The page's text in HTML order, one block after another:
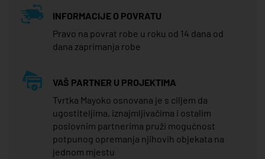
INFORMACIJE O POVRATU
Pravo na povrat robe u roku od 14 dana od
dana zaprimanja robe
VAŠ PARTNER U PROJEKTIMA
Tvrtka Mayoko osnovana je s ciljem da
ugostiteljima, iznajmljivačima i ostalim
poslovnim partnerima pruži mogućnost
potpunog opremanja njihovih objekata na
jednom mjestu